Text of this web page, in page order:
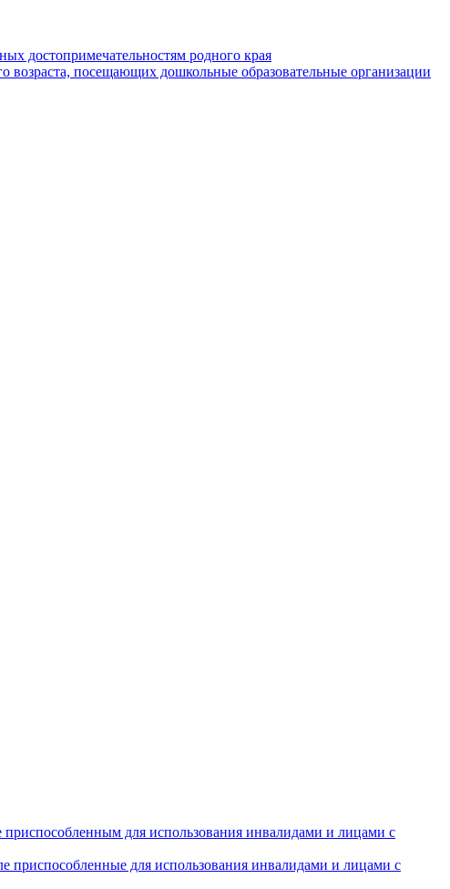
достопримечательностям родного края
возраста, посещающих дошкольные образовательные организации
для использования инвалидами и лицами с
приспособленные для использования инвалидами и лицами с